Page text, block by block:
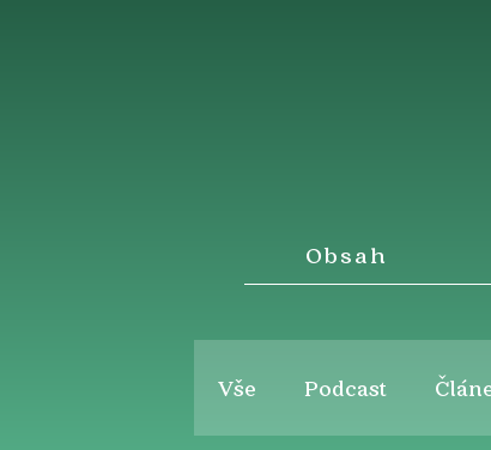
Obsah
Vše Podcast